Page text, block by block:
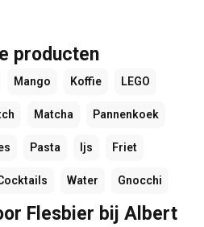
producten
Mango Koffie LEGO
Matcha Pannenkoek
Pasta Ijs Friet
Water Gnocchi
Flesbier bij Albert